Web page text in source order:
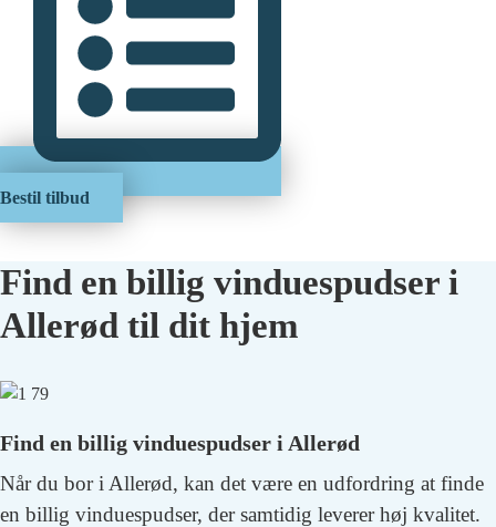
Bestil tilbud
Find en billig vinduespudser i
Allerød til dit hjem
Find en billig vinduespudser i Allerød
Når du bor i Allerød, kan det være en udfordring at finde
en billig vinduespudser, der samtidig leverer høj kvalitet.